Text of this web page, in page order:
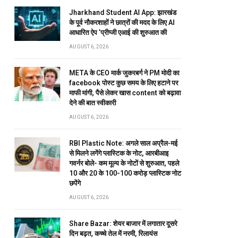
Jharkhand Student AI App: झारखंड
के पूर्व नौकरशाहों ने छात्रों की मदद के लिए AI
आधारित ऐप ‘प्रीप्जी एआई की शुरुआत की
AUGUST 6, 2026
META के CEO मार्क जुकरबर्ग ने PM मोदी का
facebook पोस्ट कुछ समय के लिए हटाने पर
माफी मांगी, पैसे लेकर खास content को बढ़ावा
देने की बात स्वीकारी
AUGUST 6, 2026
RBI Plastic Note: अगले साल अप्रैल-मई
से मिलने लगेंगे प्लास्टिक के नोट, आरबीआइ
गवर्नर बोले- कम मूल्य के नोटों से शुरुआत, पहले
10 और 20 के 100-100 करोड़ प्लास्टिक नोट
छपेंगे
AUGUST 6, 2026
Share Bazar: शेयर बाजार में लगातार दूसरे
दिन बढ़त, कच्चे तेल में नरमी, रिलायंस